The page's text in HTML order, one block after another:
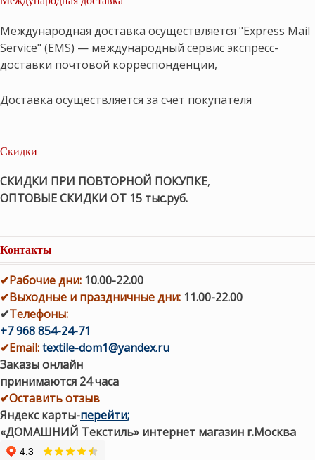
Международная доставка осуществляется "Express Mail
Service" (EMS) — международный сервис экспресс-
доставки почтовой корреспонденции,
Доставка осуществляется за счет покупателя
Скидки
СКИДКИ ПРИ ПОВТОРНОЙ ПОКУПКЕ,
ОПТОВЫЕ СКИДКИ ОТ 15 тыс.руб.
Контакты
✔Рабочие дни: 10.00-22.00
✔Выходные и праздничные дни: 11.00-22.00
✔Телефоны:
+7 968 854-24-71
✔Email:textile-dom1@yandex.ru
Заказы онлайн
принимаются 24 часа
✔Оставить отзыв
Яндекс карты-перейти;
«ДОМАШНИЙ Текстиль» интернет магазин г.Москва